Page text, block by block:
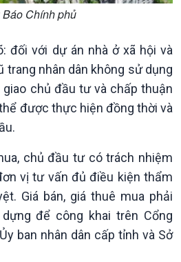
Thế giới
Vấn đề quốc tế
Hồ sơ sự kiện quốc tế
Thế giới & Việt Nam
Biên cương - Một dải vững
Báo Chính phủ
đối với dự án nhà ở xã hội và
trang nhân dân không sử dụng
chủ đầu tư và chấp thuận
được thực hiện đồng thời và
chủ đầu tư có trách nhiệm
vị tư vấn đủ điều kiện thẩm
Giá bán, giá thuê mua phải
để công khai trên Cổng
ban nhân dân cấp tỉnh và Sở